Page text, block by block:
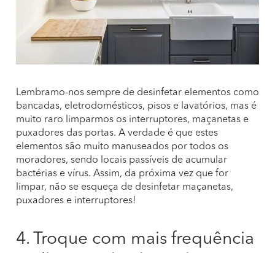
Lembramo-nos sempre de desinfetar elementos como
bancadas, eletrodomésticos, pisos e lavatórios, mas é
muito raro limparmos os interruptores, maçanetas e
puxadores das portas. A verdade é que estes
elementos são muito manuseados por todos os
moradores, sendo locais passíveis de acumular
bactérias e vírus. Assim, da próxima vez que for
limpar, não se esqueça de desinfetar maçanetas,
puxadores e interruptores!
4. Troque com mais frequência